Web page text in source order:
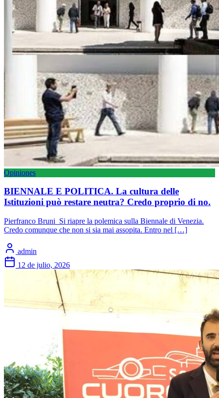
Opiniones
BIENNALE E POLITICA. La cultura delle
Istituzioni può restare neutra? Credo proprio di no.
Pierfranco Bruni Si riapre la polemica sulla Biennale di Venezia.
Credo comunque che non si sia mai assopita. Entro nel […]
admin
12 de julio, 2026